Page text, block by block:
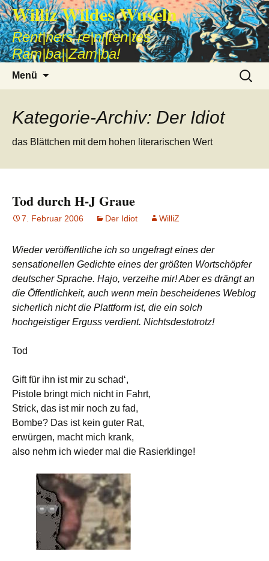
Williz Wildes Wuseln
Rent|ners re|ni|ten|tes
Ram|ba||Zam|ba!
Menü
Suche
nach:
Kategorie-Archiv: Der Idiot
das Blättchen mit dem hohen literarischen Wert
Tod durch H-J Graue
7. Februar 2006 Der Idiot WilliZ
Wieder veröffentliche ich so ungefragt eines der
sensationellen Gedichte eines der größten Wortschöpfer
deutscher Sprache. Hajo, verzeihe mir! Aber es drängt an
die Öffentlichkeit, auch wenn mein bescheidenes Weblog
sicherlich nicht die Plattform ist, die ein solch
hochgeistiger Erguss verdient. Nichtsdestotrotz!
Tod
Gift für ihn ist mir zu schad‘,
Pistole bringt mich nicht in Fahrt,
Strick, das ist mir noch zu fad,
Bombe? Das ist kein guter Rat,
erwürgen, macht mich krank,
also nehm ich wieder mal die Rasierklinge!